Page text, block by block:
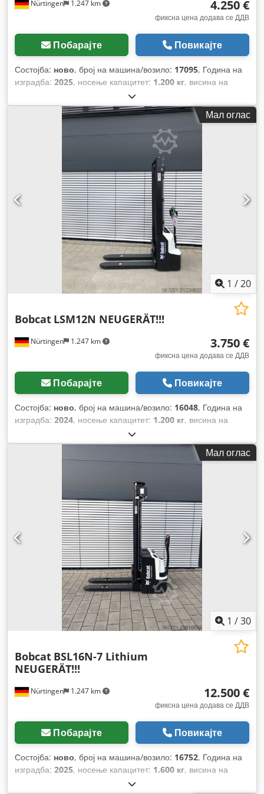
Nürtingen 1.247 km 4.250 €
фиксна цена додава се ДДВ
Побарајте Повикајте
Состојба: ново, број на машина/возило: 17095, Година на
изградба: 2025, носење капацитет: 1.200 кг, висина на
, центар на товарот:
гориво:електричен, тип на јарбол:симплекс, градежна
1.970 мм, напон на батеријата: 24 V, должина на
, вкупна тежина:665 кг,
Мал оглас
1 /20
Nürtingen 1.247 km
Bobcat LSM12N NEUGERÄT!!!
3.750 €
фиксна цена додава се ДДВ
Побарајте Повикајте
Состојба: ново, број на машина/возило: 16048, Година на
изградба: 2024, носење капацитет: 1.200 кг, висина на
, центар на товарот:
гориво:електричен, тип на јарбол:симплекс, градежна
2.080 мм 24 V, должина на
Мал оглас
1 /30
Nürtingen 1.247 km
Bobcat BSL16N-7 Lithium
NEUGERÄT!!!
12.500 €
фиксна цена додава се ДДВ
Побарајте Повикајте
Состојба: ново, број на машина/возило: 16752, Година на
изградба: 2025, носење капацитет: 1.600 кг, висина на
, слободно подигање: